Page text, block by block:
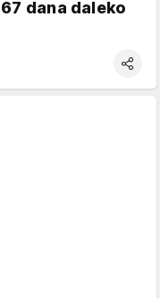
dana daleko